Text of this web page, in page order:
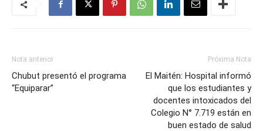
Nota anterior
Chubut presentó el programa
“Equiparar”
Próxima Nota
El Maitén: Hospital informó
que los estudiantes y
docentes intoxicados del
Colegio N° 7.719 están en
buen estado de salud